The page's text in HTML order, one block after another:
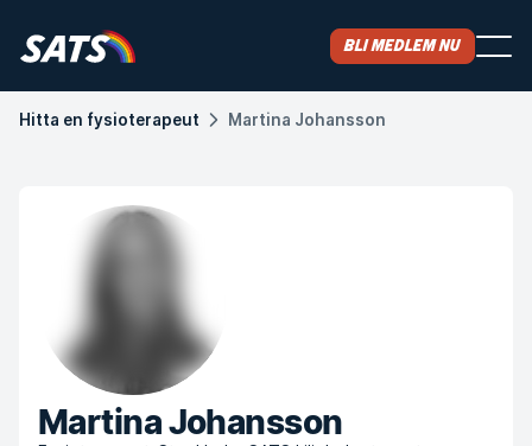
Bli medlem nu
Hitta en fysioterapeut Martina Johansson
Martina Johansson